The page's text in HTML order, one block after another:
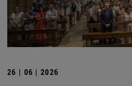
26 | 06 | 2026